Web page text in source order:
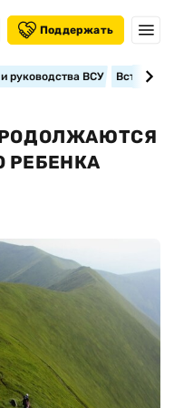
Поддержать
руководства ВСУ
РЕБЕНКА